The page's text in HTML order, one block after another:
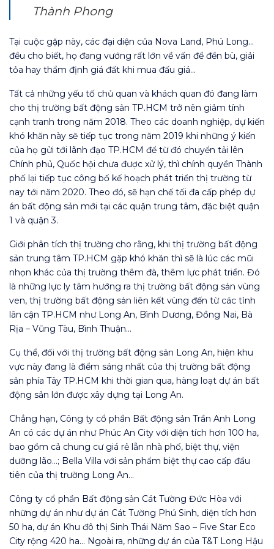
Thành Phong
Tại cuộc gặp này, các đại diện của Nova Land, Phú Long…
đều cho biết, họ đang vướng rất lớn về vấn đề đền bù, giải
tỏa hay thẩm định giá đất khi mua đấu giá…
Tất cả những yếu tố chủ quan và khách quan đó đang làm
cho thị trường bất động sản TP.HCM trở nên giảm tính
cạnh tranh trong năm 2018. Theo các doanh nghiệp, dự kiến
khó khăn này sẽ tiếp tục trong năm 2019 khi những ý kiến
của họ gửi tới lãnh đạo TP.HCM để từ đó chuyển tải lên
Chính phủ, Quốc hội chưa được xử lý, thì chính quyền Thành
phố lại tiếp tục công bố kế hoạch phát triển thị trường từ
nay tới năm 2020. Theo đó, sẽ hạn chế tối đa cấp phép dự
án bất động sản mới tại các quận trung tâm, đặc biệt quận
1 và quận 3.
Giới phân tích thị trường cho rằng, khi thị trường bất động
sản trung tâm TP.HCM gặp khó khăn thì sẽ là lúc các mũi
nhọn khác của thị trường thêm đà, thêm lực phát triển. Đó
là những lực ly tâm hướng ra thị trường bất động sản vùng
ven, thị trường bất động sản liên kết vùng đến từ các tỉnh
lân cận TP.HCM như Long An, Bình Dương, Đồng Nai, Bà
Rịa – Vũng Tàu, Bình Thuận…
Cụ thể, đối với thị trường bất động sản Long An, hiện khu
vực này đang là điểm sáng nhất của thị trường bất động
sản phía Tây TP.HCM khi thời gian qua, hàng loạt dự án bất
động sản lớn được xây dựng tại Long An.
Chẳng hạn, Công ty cổ phần Bất động sản Trần Anh Long
An có các dự án như Phúc An City với diện tích hơn 100 ha,
bao gồm cả chung cư giá rẻ lẫn nhà phố, biệt thự, viện
dưỡng lão…; Bella Villa với sản phẩm biệt thự cao cấp đầu
tiên của thị trường Long An…
Công ty cổ phần Bất động sản Cát Tường Đức Hòa với
những dự án như dự án Cát Tường Phú Sinh, diện tích hơn
50 ha, dự án Khu đô thị Sinh Thái Năm Sao – Five Star Eco
City rộng 420 ha… Ngoài ra, những dự án của T&T Long Hậu